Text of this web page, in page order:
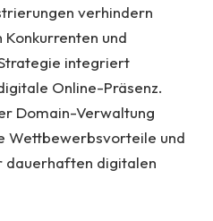
verhindern
und
integriert
Online-Präsenz.
Domain-Verwaltung
Wettbewerbsvorteile und
dauerhaften digitalen